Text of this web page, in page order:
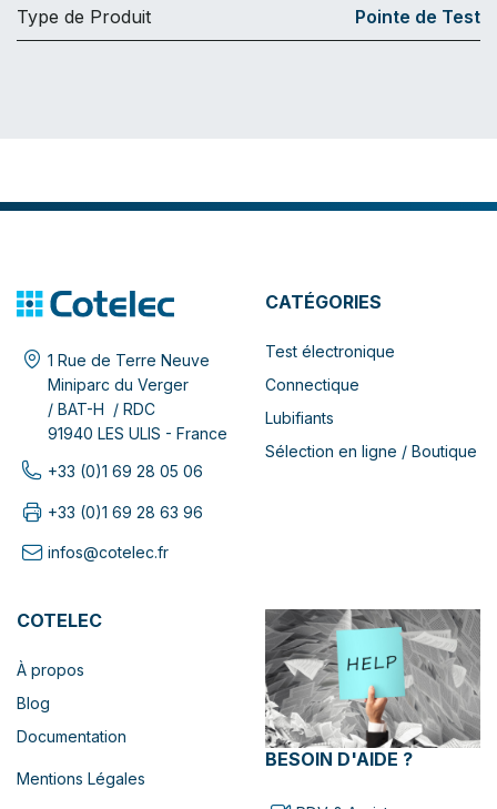
Type de Produit Pointe de Test
1 Rue de Terre Neuve
Miniparc du Verger
/ BAT-H / RDC
91940 LES ULIS - France
+33 (0)1 69 28 05 06
+33 (0)1 69 28 63 96
infos@cotelec.fr
CATÉGORIES
Test électronique
Connectique
Lubifiants
Sélection en ligne / Boutique
COTELEC
À propos
Blog
Documentation
Mentions Légales
BESOIN D'AIDE ?